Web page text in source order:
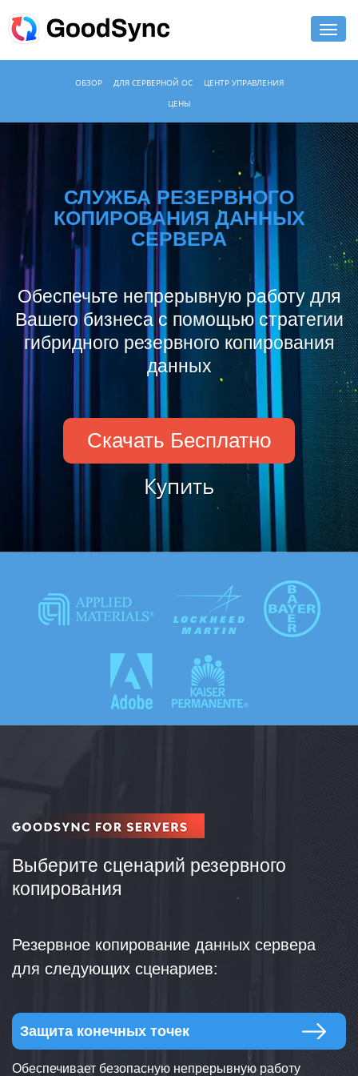
ПОДДЕРЖКА
СКАЧАТЬ
КУПИТЬ
ЛОГИН
ОБЗОР ДЛЯ СЕРВЕРНОЙ ОС
ЦЕНТР УПРАВЛЕНИЯ
ЦЕНЫ
СЛУЖБА РЕЗЕРВНОГО
КОПИРОВАНИЯ ДАННЫХ
СЕРВЕРА
Обеспечьте непрерывную работу для
Вашего бизнеса с помощью стратегии
гибридного резервного копирования
данных
Скачать Бесплатно
Купить
Выберите сценарий резервного
копирования
Резервное копирование данных сервера
для следующих сценариев:
Защита конечных точек
Обеспечивает безопасную непрерывную работу